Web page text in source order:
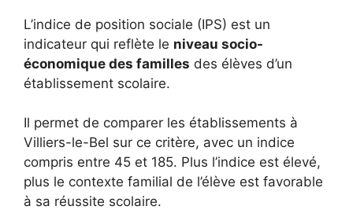
L’indice de position sociale (IPS) est un
indicateur qui reflète le niveau socio-
économique des familles des élèves d’un
établissement scolaire.
Il permet de comparer les établissements à
Villiers-le-Bel sur ce critère, avec un indice
compris entre 45 et 185. Plus l’indice est élevé,
plus le contexte familial de l’élève est favorable
à sa réussite scolaire.